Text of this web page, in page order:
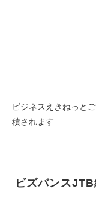
ビジネスえきねっと
積されます
ビズバンス